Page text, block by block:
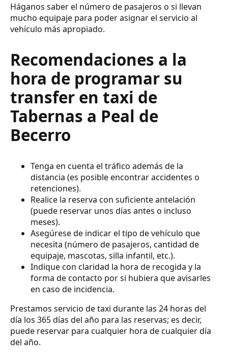
Háganos saber el número de pasajeros o si llevan
mucho equipaje para poder asignar el servicio al
vehículo más apropiado.
Recomendaciones a la
hora de programar su
transfer en taxi de
Tabernas a Peal de
Becerro
Tenga en cuenta el tráfico además de la
distancia (es posible encontrar accidentes o
retenciones).
Realice la reserva con suficiente antelación
(puede reservar unos días antes o incluso
meses).
Asegúrese de indicar el tipo de vehículo que
necesita (número de pasajeros, cantidad de
equipaje, mascotas, silla infantil, etc.).
Indique con claridad la hora de recogida y la
forma de contacto por si hubiera que avisarles
en caso de incidencia.
Prestamos servicio de taxi durante las 24 horas del
día los 365 días del año para las reservas; es decir,
puede reservar para cualquier hora de cualquier día
del año.